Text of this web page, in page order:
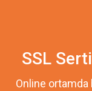
SSL
Online